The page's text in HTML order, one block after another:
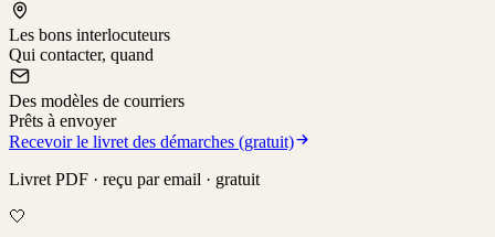
Les bons interlocuteurs
Qui contacter, quand
Des modèles de courriers
Prêts à envoyer
Recevoir le livret des démarches (gratuit)
Livret PDF · reçu par email · gratuit
🤍